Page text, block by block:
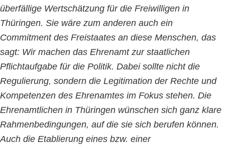
überfällige Wertschätzung für die Freiwilligen in
Thüringen. Sie wäre zum anderen auch ein
Commitment des Freistaates an diese Menschen, das
sagt: Wir machen das Ehrenamt zur staatlichen
Pflichtaufgabe für die Politik. Dabei sollte nicht die
Regulierung, sondern die Legitimation der Rechte und
Kompetenzen des Ehrenamtes im Fokus stehen. Die
Ehrenamtlichen in Thüringen wünschen sich ganz klare
Rahmenbedingungen, auf die sie sich berufen können.
Auch die Etablierung eines bzw. einer